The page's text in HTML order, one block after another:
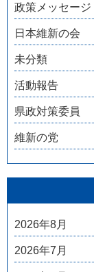
政策メッセージ
日本維新の会
未分類
活動報告
県政対策委員
維新の党
2026年8月
2026年7月